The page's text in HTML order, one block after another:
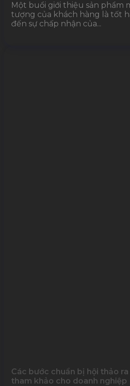
Một buổi giới thiệu sản phẩm
tượng của khách hàng là tốt
đến sự chấp nhận của...
Các bước chuẩn bị hội thảo
tham khảo cho doanh nghiệp